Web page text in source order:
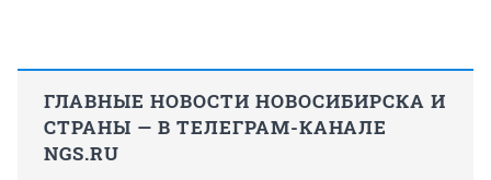
ГЛАВНЫЕ НОВОСТИ НОВОСИБИРСКА И
СТРАНЫ — В ТЕЛЕГРАМ-КАНАЛЕ
NGS.RU